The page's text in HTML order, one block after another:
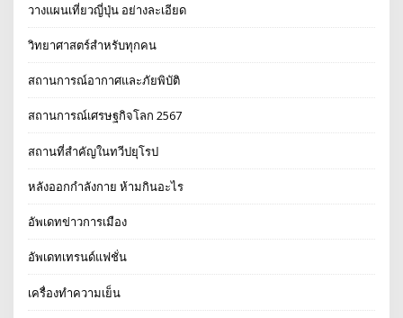
วางแผนเที่ยวญี่ปุ่น อย่างละเอียด
วิทยาศาสตร์สำหรับทุกคน
สถานการณ์อากาศและภัยพิบัติ
สถานการณ์เศรษฐกิจโลก 2567
สถานที่สำคัญในทวีปยุโรป
หลังออกกําลังกาย ห้ามกินอะไร
อัพเดทข่าวการเมือง
อัพเดทเทรนด์แฟชั่น
เครื่องทำความเย็น